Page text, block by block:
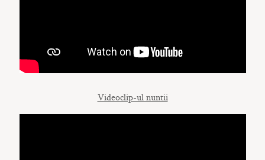
Videoclip-ul nuntii